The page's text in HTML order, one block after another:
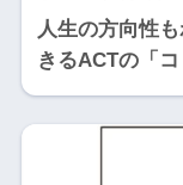
人生の方向性
きるACTの「